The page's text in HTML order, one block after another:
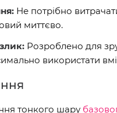
Не потрібно
миттєво.
Розроблено для
використати
тонкого шару